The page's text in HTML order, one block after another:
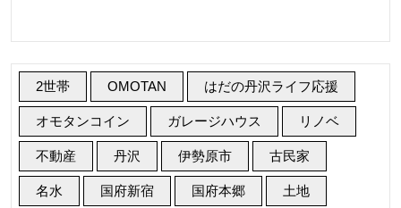
2世帯 OMOTAN はだの丹沢ライフ応援
オモタンコイン ガレージハウス リノベ
不動産 丹沢 伊勢原市 古民家
名水 国府新宿 国府本郷 土地